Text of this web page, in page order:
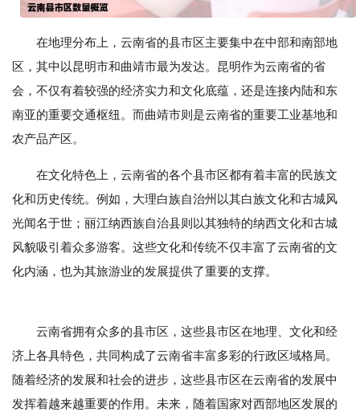
在地理分布上，云南省的县市区主要集中在中部和南部地
区，其中以昆明市和曲靖市最为发达。昆明作为云南省的省
会，不仅有着较强的经济实力和文化底蕴，还是连接内陆和东
南亚的重要交通枢纽。而曲靖市则是云南省的重要工业基地和
农产品产区。
在文化特色上，云南省的各个县市区都有着丰富的民族文
化和历史传统。例如，大理白族自治州以其白族文化和古城风
光闻名于世；丽江纳西族自治县则以其独特的纳西文化和古城
风貌吸引着众多游客。这些文化和传统不仅丰富了云南省的文
化内涵，也为其旅游业的发展提供了重要的支撑。
云南省拥有众多的县市区，这些县市区在地理、文化和经
济上各具特色，共同构成了云南省丰富多彩的行政区域格局。
随着经济的发展和社会的进步，这些县市区在云南省的发展中
发挥着越来越重要的作用。未来，随着国家对西部地区发展的